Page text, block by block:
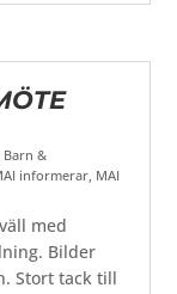
Barn &
informerar MAI
med
Bilder
Stort tack till